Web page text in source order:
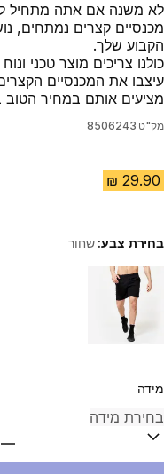
לא משנה אם אתה מתחיל
מכנסיים קצרים נמתחים,
הקבוע שלך.
כולנו צריכים מוצר טכני
עיצבו את המכנסיים
מציעים אותם במחיר הטוב
מק"ט 8506243
בחירת צבע:שחור
Choose a variant
מידה